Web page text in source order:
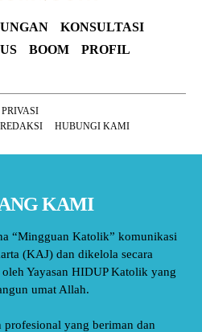
KONSULTASI
BOOM
PROFIL
REDAKSI HUBUNGI KAMI
KAMI
“Mingguan Katolik” komunikasi
(KAJ) dan dikelola secara
Yayasan HIDUP Katolik yang
umat Allah.
yang beriman dan